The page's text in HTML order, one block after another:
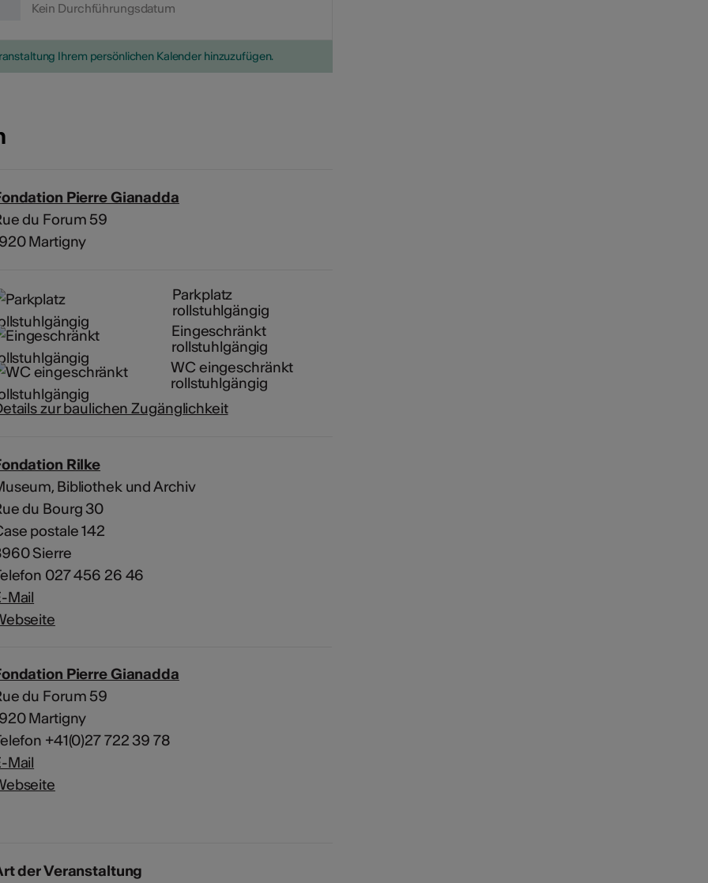
Kein Durchführungsdatum
Ihrem persönlichen Kalender hinzuzufügen.
Pierre Gianadda
du Forum 59
Martigny
Parkplatz
rollstuhlgängig
Eingeschränkt
rollstuhlgängig
WC eingeschränkt
rollstuhlgängig
zur baulichen Zugänglichkeit
Rilke
Bibliothek und Archiv
du Bourg 30
postale 142
Sierre
027 456 26 46
Mail
Pierre Gianadda
du Forum 59
Martigny
+41(0)27 722 39 78
Mail
der Veranstaltung